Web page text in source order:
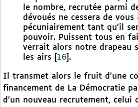
le nombre, recrutée parmi
dévoués ne cessera de vous
pécuniairement tant qu’il
pouvoir. Puissent tous en
verrait alors notre drapeau
les airs
16 .
Il transmet alors le fruit d’une
financement de La Démocratie
d’un nouveau recrutement, celui